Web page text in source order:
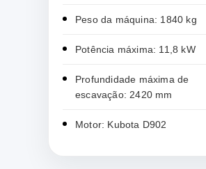
Peso da máquina: 1840 kg
Potência máxima: 11,8 kW
Profundidade máxima de
escavação: 2420 mm
Motor: Kubota D902